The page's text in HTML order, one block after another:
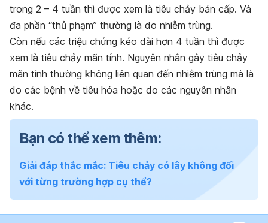
trong 2 – 4 tuần thì được xem là tiêu chảy bán cấp. Và
đa phần “thủ phạm” thường là do nhiễm trùng.
Còn nếu các triệu chứng kéo dài hơn 4 tuần thì được
xem là tiêu chảy mãn tính. Nguyên nhân gây tiêu chảy
mãn tính thường không liên quan đến nhiễm trùng mà là
do các bệnh về tiêu hóa hoặc do các nguyên nhân
khác.
Bạn có thể xem thêm:
Giải đáp thắc mắc: Tiêu chảy có lây không đối
với từng trường hợp cụ thể?